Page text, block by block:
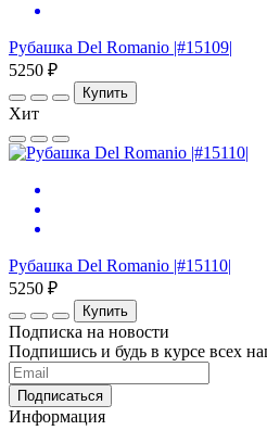
Рубашка Del Romanio |#15109|
5250 ₽
Купить
Хит
Рубашка Del Romanio |#15110|
5250 ₽
Купить
Подписка на новости
Подпишись и будь в курсе всех
Информация